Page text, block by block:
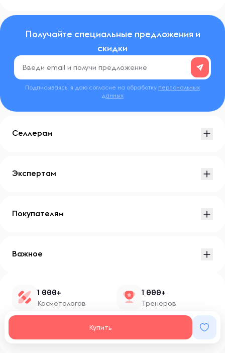
Получайте специальные предложения и
скидки
Подписываясь, я даю согласие на обработку персональных
данных
Купить
Селлерам
Экспертам
Покупателям
Важное
1 000+
Косметологов
1 000+
Тренеров